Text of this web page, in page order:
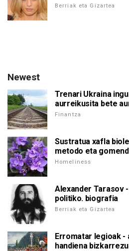
Berriak eta Gizartea
Newest
Trenari Ukraina
aurreikusita bete
Finantza
Sustratua xafla
metodo eta
Homeliness
Alexander Tarasov
politiko. biografia
Berriak eta Gizartea
Erromatar legioak -
handiena